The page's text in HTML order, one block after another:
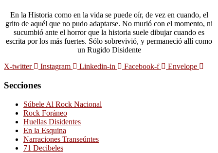
En la Historia como en la vida se puede oír, de vez en cuando, el
grito de aquél que no pudo adaptarse. No murió con el momento, ni
sucumbió ante el horror que la historia suele dibujar cuando es
escrita por los más fuertes. Sólo sobrevivió, y permaneció allí como
un Rugido Disidente
X-twitter
Instagram Linkedin-in Facebook-f Envelope
Secciones
Súbele Al Rock Nacional
Rock Foráneo
Huellas Disidentes
En la Esquina
Narraciones Transeúntes
71 Decibeles